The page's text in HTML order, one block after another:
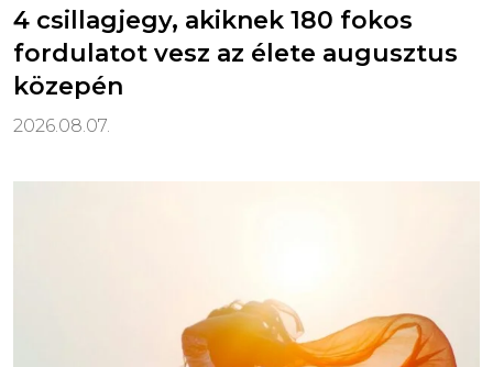
4 csillagjegy, akiknek 180 fokos
fordulatot vesz az élete augusztus
közepén
2026.08.07.